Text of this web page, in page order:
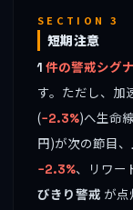
SECTION 3
短期注意
1 件の警戒シグ
す。ただし、加
(−2.3%)へ生命
円)が次の節目
−2.3%、リワー
びきり警戒 が点